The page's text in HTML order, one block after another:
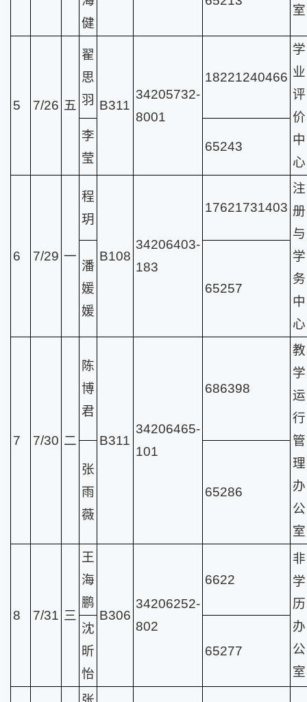
室
健
5 7/26 五
翟
思
羽 B311
34205732-
8001
18221240466
学
业
评
价
中
心
李
莹
65243
6 7/29 一
程
玥
B108
34206403-
183
17621731403
注
册
与
学
务
中
心
潘
媛
媛
65257
7 7/30 二
陈
博
君
B311
34206465-
101
686398
教
学
运
行
管
理
办
公
室
张
雨
薇
65286
8 7/31 三
王
海
鹏
B306
34206252-
802
6622
非
学
历
办
公
室
沈
昕
怡
65277